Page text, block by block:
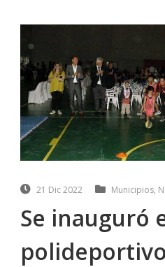
21 Dic 2022 Municipios,
Se inauguró